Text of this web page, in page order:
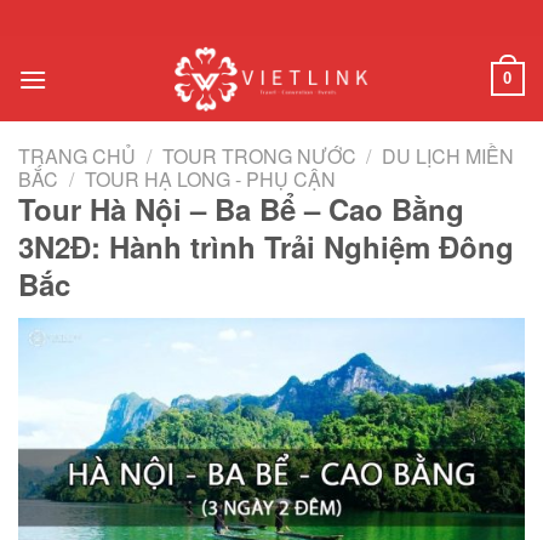
nội
0
TRANG CHỦ / TOUR TRONG NƯỚC / DU LỊCH MIỀN
BẮC / TOUR HẠ LONG - PHỤ CẬN
Tour Hà Nội – Ba Bể – Cao Bằng
3N2Đ: Hành trình Trải Nghiệm Đông
Bắc